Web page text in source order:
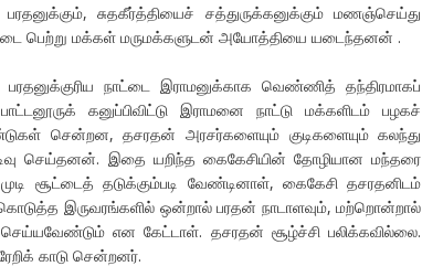
சுதகீர்த்தியைச் சத்துருக்கனுக்கும் மணஞ்செய்து
பெற்று மக்கள் மருமக்களுடன் அயோத்தியை யடைந்தனன் .
நாட்டை இராமனுக்காக வெண்ணித் தந்திரமாகப்
கனுப்பிவிட்டு இராமனை நாட்டு மக்களிடம் பழகச்
சென்றன, தசரதன் அரசர்களையும் குடிகளையும் கலந்து
செய்தனன். இதை யறிந்த கைகேசியின் தோழியான மந்தரை
சூட்டைத் தடுக்கும்படி வேண்டினாள், கைகேசி தசரதனிடம்
இருவரங்களில் ஒன்றால் பரதன் நாடாளவும், மற்றொன்றால்
என கேட்டாள். தசரதன் சூழ்ச்சி பலிக்கவில்லை.
காடு சென்றனர்.